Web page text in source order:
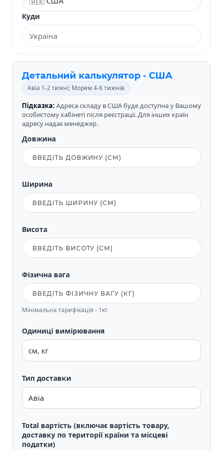
Куди
Детальний калькулятор - США
Авіа 1-2 тижні; Морем 4-6 тижнів
Підказка: Адреса складу в США буде доступна у Вашому
особистому кабінеті після реєстрації. Для інших країн
адресу надає менеджер.
Довжина
Ширина
Висота
Фізична вага
Мінімальна тарифікація - 1кг.
Одиниці вимірювання
Тип доставки
Total вартість (включає вартість товару,
доставку по території країни та місцеві
податки)